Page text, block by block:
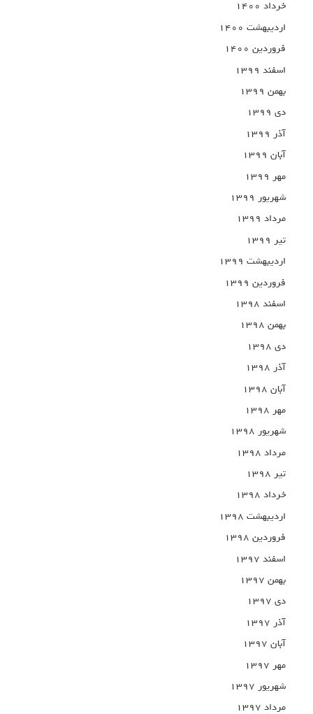
خرداد ۱۴۰۰
اردیبهشت ۱۴۰۰
فروردین ۱۴۰۰
اسفند ۱۳۹۹
بهمن ۱۳۹۹
دی ۱۳۹۹
آذر ۱۳۹۹
آبان ۱۳۹۹
مهر ۱۳۹۹
شهریور ۱۳۹۹
مرداد ۱۳۹۹
تیر ۱۳۹۹
اردیبهشت ۱۳۹۹
فروردین ۱۳۹۹
اسفند ۱۳۹۸
بهمن ۱۳۹۸
دی ۱۳۹۸
آذر ۱۳۹۸
آبان ۱۳۹۸
مهر ۱۳۹۸
شهریور ۱۳۹۸
مرداد ۱۳۹۸
تیر ۱۳۹۸
خرداد ۱۳۹۸
اردیبهشت ۱۳۹۸
فروردین ۱۳۹۸
اسفند ۱۳۹۷
بهمن ۱۳۹۷
دی ۱۳۹۷
آذر ۱۳۹۷
آبان ۱۳۹۷
مهر ۱۳۹۷
شهریور ۱۳۹۷
مرداد ۱۳۹۷